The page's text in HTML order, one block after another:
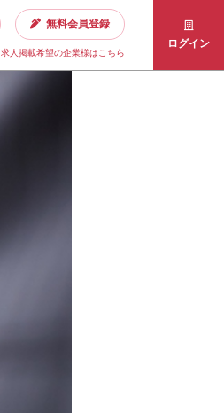
無料会員登録
求人掲載希望の企業様はこちら
ログイン